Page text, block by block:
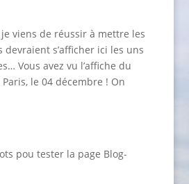
viens de réussir à mettre les
s’afficher ici les uns
Vous avez vu l’affiche du
le 04 décembre ! On
pou tester la page Blog-